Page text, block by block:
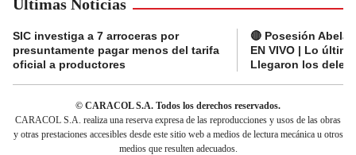
Últimas Noticias
SIC investiga a 7 arroceras por
presuntamente pagar menos del tarifa
oficial a productores
🔴 Posesión
EN VIVO | Lo
Llegaron los
© CARACOL S.A. Todos los derechos reservados.
CARACOL S.A. realiza una reserva expresa de las reproducciones y usos de las obras
y otras prestaciones accesibles desde este sitio web a medios de lectura mecánica u otros
medios que resulten adecuados.